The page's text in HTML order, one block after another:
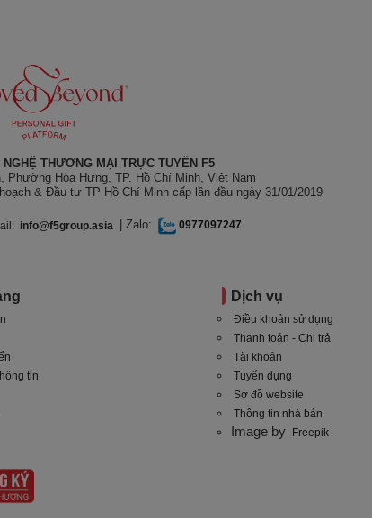
NGHỆ THƯƠNG MẠI TRỰC TUYẾN F5
Phường Hòa Hưng, TP. Hồ Chí Minh, Việt Nam
& Đầu tư TP Hồ Chí Minh cấp lần đầu ngày 31/01/2019
info@f5group.asia | Zalo: 0977097247
tin
Dịch vụ
Điều khoản sử dụng
Thanh toán - Chi trả
Tài khoản
Tuyển dụng
Sơ đồ website
Thông tin nhà bán
Image by Freepik